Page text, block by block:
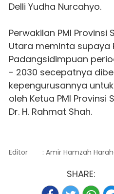
Delli Yudha Nurcahyo.
Perwakilan PMI Provinsi
Utara meminta supaya
Padangsidimpuan
- 2030 secepatnya
kepengurusannya
oleh Ketua PMI Provinsi
Dr. H. Rahmat Shah.
Editor : Amir Hamzah
SHARE: